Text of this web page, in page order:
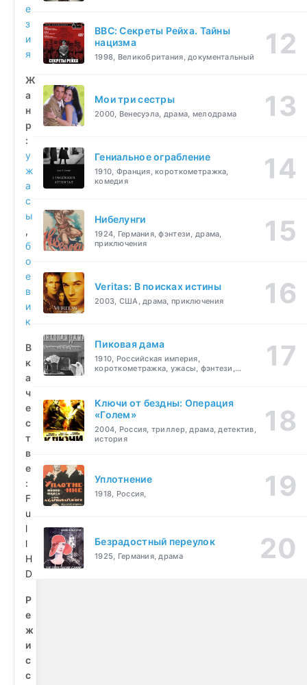
е
з
и
я
Ж
а
н
р
:
у
ж
а
с
ы
,
б
о
е
в
и
к
В
к
а
ч
е
с
т
в
е
:
F
u
l
l
H
D
Р
е
ж
и
с
с
BBC: Секреты Рейха. Тайны
нацизма
1998, Великобритания, документальный
Мои три сестры
2000, Венесуэла, драма, мелодрама
Гениальное ограбление
1910, Франция, короткометражка,
комедия
Нибелунги
1924, Германия, фэнтези, драма,
приключения
Veritas: В поисках истины
2003, США, драма, приключения
Пиковая дама
1910, Российская империя,
короткометражка, ужасы, фэнтези,
Ключи от бездны: Операция
«Голем»
2004, Россия, триллер, драма, детектив,
история
Уплотнение
1918, Россия,
Безрадостный переулок
1925, Германия, драма